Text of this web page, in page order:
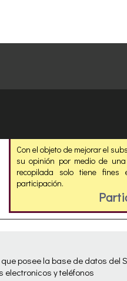
Con el objeto de mejorar el
su opinión por medio de
recopilada solo tiene fines
participación.
posee la base de datos
electronicos y teléfonos